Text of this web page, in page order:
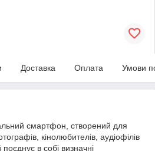
Доставка Оплата Умови
смартфон, створений для
кінолюбителів, аудіофілів
в собі визначні